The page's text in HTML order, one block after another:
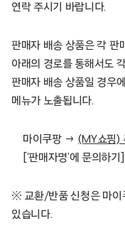
연락 주시기 바랍니다.
판매자 배송 상품은 각 판
아래의 경로를 통해서도
판매자 배송 상품일 경우
메뉴가 노출됩니다.
마이쿠팡 → (MY쇼핑)
[‘판매자명’에 문의하기]
※ 교환/반품 신청은 마이
있습니다.